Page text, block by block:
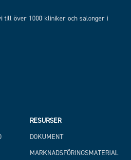
till över 1000 kliniker och salonger i
RESURSER
DOKUMENT
MARKNADSFÖRINGSMATERIAL